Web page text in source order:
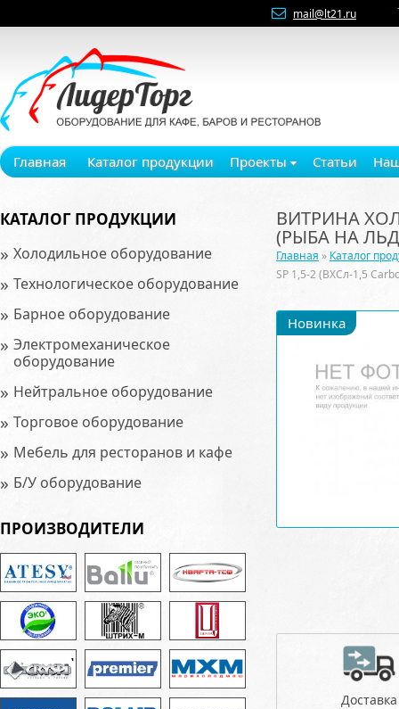
mail@lt21.ru
Главная Каталог продукции Проекты Статьи
КАТАЛОГ ПРОДУКЦИИ
» Холодильное оборудование
» Технологическое оборудование
» Барное оборудование
» Электромеханическое
оборудование
» Нейтральное оборудование
» Торговое оборудование
» Мебель для ресторанов и кафе
» Б/У оборудование
ПРОИЗВОДИТЕЛИ
ВИТРИНА
(РЫБА НА
Главная » Каталог
SP 1,5-2 (ВХСл-1,5
Новинка
Доставка